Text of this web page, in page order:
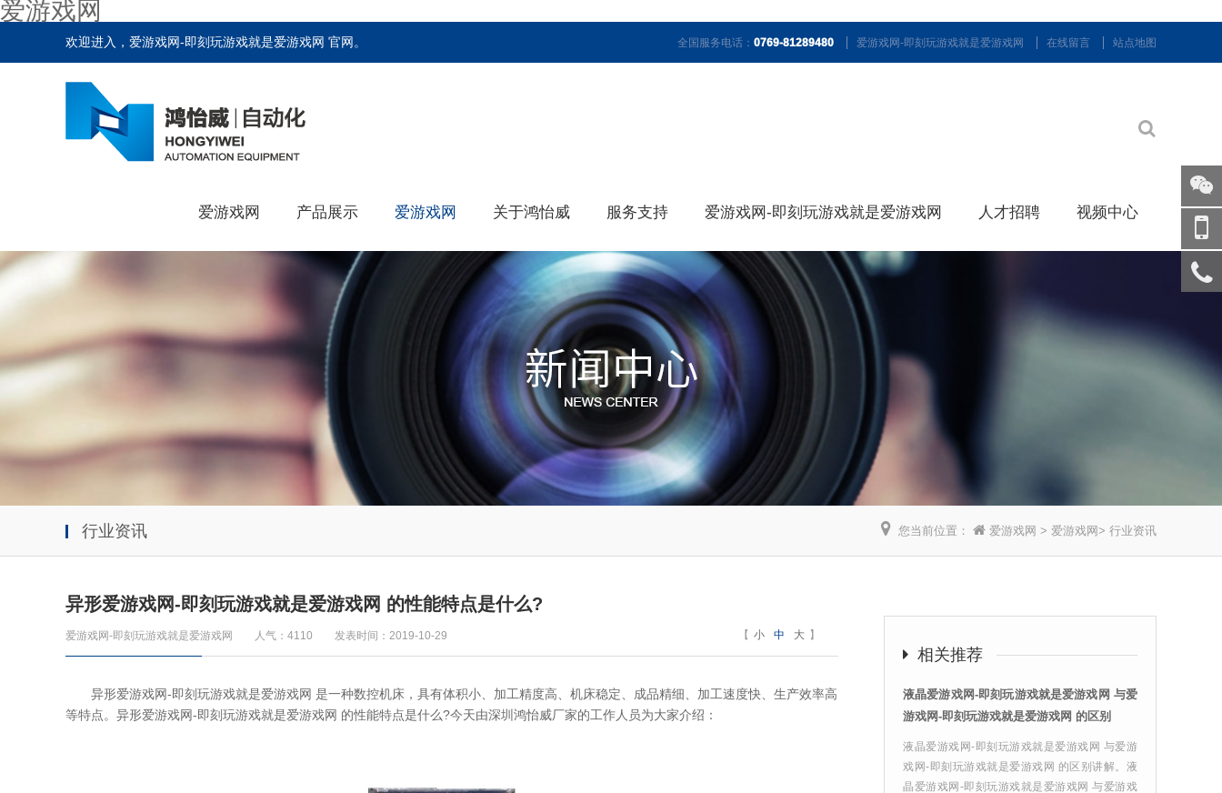
爱游戏网
欢迎进入，爱游戏网-即刻玩游戏就是爱游戏网 官网。 全国服务电话： 0769-81289480 爱游戏网-即刻玩游戏就是爱游戏网 在线留言 站点地图
爱游戏网 产品展示 爱游戏网 关于鸿怡威 服务支持 爱游戏网-即刻玩游戏就是爱游戏网 人才招聘 视频中心
行业资讯 您当前位置： 爱游戏网 > 爱游戏网> 行业资讯
异形爱游戏网-即刻玩游戏就是爱游戏网 的性能特点是什么?
爱游戏网-即刻玩游戏就是爱游戏网 人气：4110 发表时间：2019-10-29 【 小 中 大 】
异形爱游戏网-即刻玩游戏就是爱游戏网 是一种数控机床，具有体积小、加工精度高、机床稳定、成品精细、加工速度快、生产效率高
等特点。异形爱游戏网-即刻玩游戏就是爱游戏网 的性能特点是什么?今天由深圳鸿怡威厂家的工作人员为大家介绍：
相关推荐
液晶爱游戏网-即刻玩游戏就是爱游戏网 与爱
游戏网-即刻玩游戏就是爱游戏网 的区别
液晶爱游戏网-即刻玩游戏就是爱游戏网 与爱游
戏网-即刻玩游戏就是爱游戏网 的区别讲解。液
晶爱游戏网-即刻玩游戏就是爱游戏网 与爱游戏
关注
微信
手机
访问
顶部